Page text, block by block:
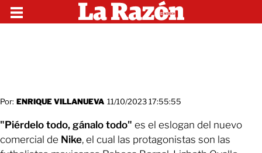
Por: ENRIQUE VILLANUEVA 11/10/2023 17:55:55
"Piérdelo todo, gánalo todo" es el eslogan del nuevo
comercial de Nike, el cual las protagonistas son las